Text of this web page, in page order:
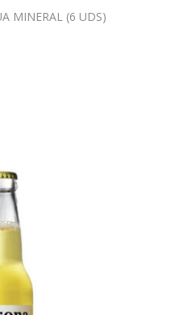
MINERAL (6 UDS)